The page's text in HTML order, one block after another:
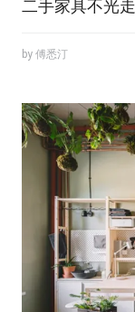
二手家具不光
by 傅悉汀